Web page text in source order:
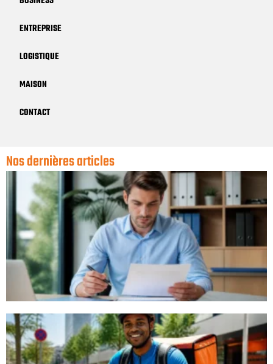
ENTREPRISE
LOGISTIQUE
MAISON
CONTACT
Nos dernières articles